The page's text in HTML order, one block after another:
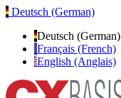
Deutsch (German)
Deutsch (German)
Français (French)
English (Anglais)